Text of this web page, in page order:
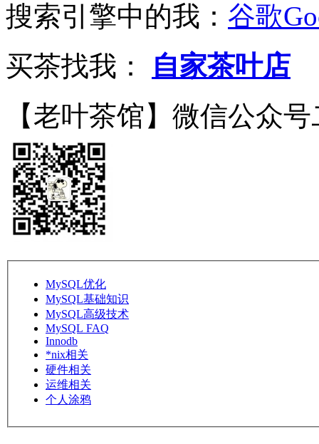
搜索引擎中的我： 谷歌
买茶找我：
自家茶叶店
【老叶茶馆】微信公众
MySQL优化
MySQL基础知识
MySQL高级技术
MySQL FAQ
Innodb
*nix相关
硬件相关
运维相关
个人涂鸦